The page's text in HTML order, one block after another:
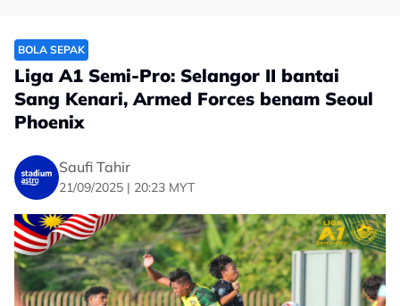
BOLA SEPAK
Liga A1 Semi-Pro: Selangor II bantai
Sang Kenari, Armed Forces benam Seoul
Phoenix
Saufi Tahir
21/09/2025 | 20:23 MYT